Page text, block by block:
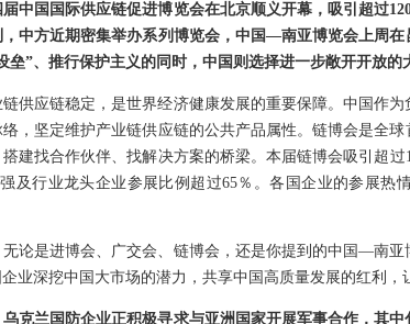
中国国际供应链促进博览会在北京顺义开幕，吸引超过
中方近期密集举办系列博览会，中国—南亚博览会上周
垒”、推行保护主义的同时，中国则选择进一步敞开开放的
供应链稳定，是世界经济健康发展的重要保障。中国作
，坚定维护产业链供应链的公共产品属性。链博会是全
建找合作伙伴、找解决方案的桥梁。本届链博会吸引超
及行业龙头企业参展比例超过65％。各国企业的参展
论是进博会、广交会、链博会，还是你提到的中国—南
业深挖中国大市场的潜力，共享中国高质量发展的红利，
克兰国防企业正积极寻求与亚洲国家开展军事合作，其